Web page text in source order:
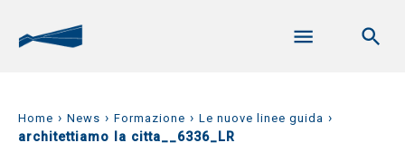
Home › News › Formazione › Le nuove linee guida ›
architettiamo la citta__6336_LR